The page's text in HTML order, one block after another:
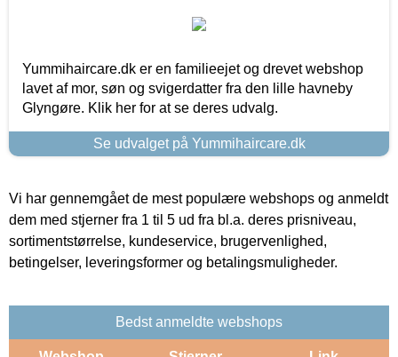
Yummihaircare.dk er en familieejet og drevet webshop
lavet af mor, søn og svigerdatter fra den lille havneby
Glyngøre. Klik her for at se deres udvalg.
Se udvalget på Yummihaircare.dk
Vi har gennemgået de mest populære webshops og anmeldt
dem med stjerner fra 1 til 5 ud fra bl.a. deres prisniveau,
sortimentstørrelse, kundeservice, brugervenlighed,
betingelser, leveringsformer og betalingsmuligheder.
Bedst anmeldte webshops